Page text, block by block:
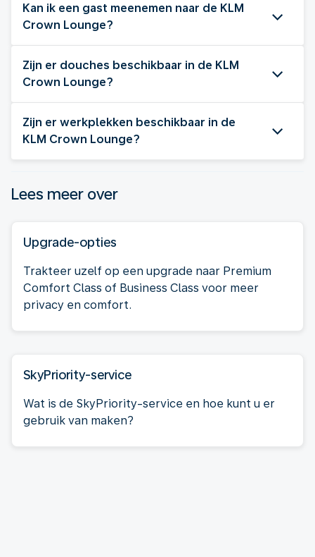
Kan ik een gast meenemen naar de KLM
Crown Lounge?
Zijn er douches beschikbaar in de KLM
Crown Lounge?
Zijn er werkplekken beschikbaar in de
KLM Crown Lounge?
Lees meer over
Upgrade-opties
Trakteer uzelf op een upgrade naar Premium
Comfort Class of Business Class voor meer
privacy en comfort.
SkyPriority-service
Wat is de SkyPriority-service en hoe kunt u er
gebruik van maken?